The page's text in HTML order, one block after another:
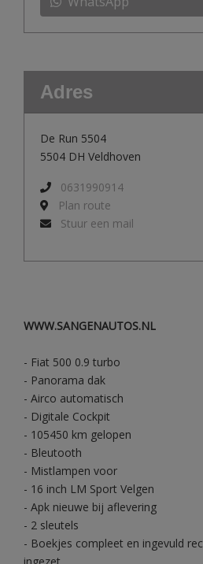
WWW.SANGENAUTOS.NL
- Fiat 500 0.9 turbo
- Panorama dak
- Airco automatisch
- Digitale Cockpit
- 105450 km gelopen
- Bleutooth
- Mistlampen voor
- 16 inch LM Sport Velgen
- Apk nieuwe bij aflevering
- 2 sleutels
- Boekjes compleet en ingevuld
Adres
De Run 5504
5504 DH Veldhoven
0631990914
Plan route
Stuur een mail